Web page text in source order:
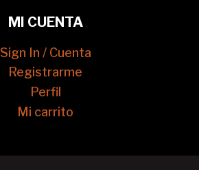
MI CUENTA
Sign In / Cuenta
Registrarme
Perfil
Mi carrito